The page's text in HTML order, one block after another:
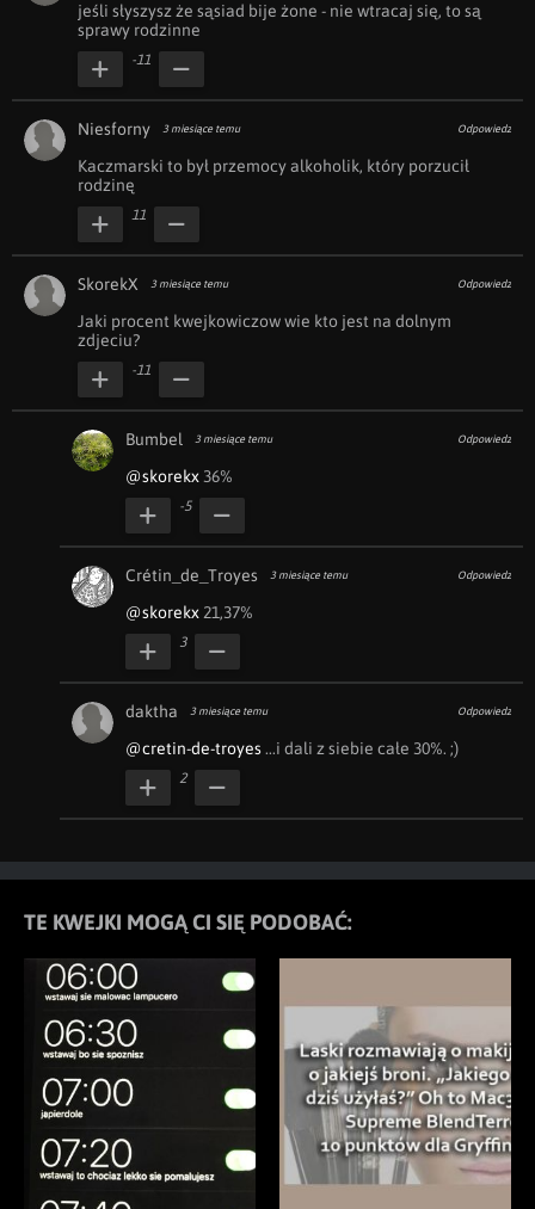
jeśli słyszysz że sąsiad bije żone - nie wtracaj się, to są
sprawy rodzinne
-11
Niesforny 3 miesiące temu Odpowiedz
Kaczmarski to był przemocy alkoholik, który porzucił
rodzinę
11
SkorekX 3 miesiące temu Odpowiedz
Jaki procent kwejkowiczow wie kto jest na dolnym
zdjeciu?
-11
Bumbel 3 miesiące temu Odpowiedz
@skorekx 36%
-5
Crétin_de_Troyes 3 miesiące temu Odpowiedz
@skorekx 21,37%
3
daktha 3 miesiące temu Odpowiedz
@cretin-de-troyes ...i dali z siebie całe 30%. ;)
2
TE KWEJKI MOGĄ CI SIĘ PODOBAĆ: